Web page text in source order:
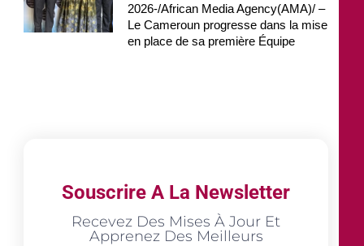
2026-/African Media Agency(AMA)/ –
Le Cameroun progresse dans la mise
en place de sa première Équipe
Souscrire A La Newsletter
Recevez Des Mises À Jour Et
Apprenez Des Meilleurs